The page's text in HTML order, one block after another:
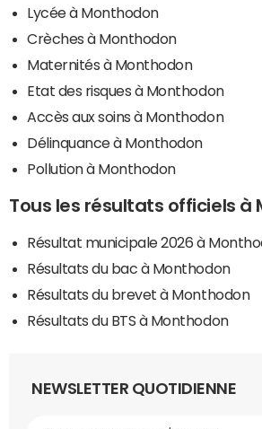
Lycée à Monthodon
Crèches à Monthodon
Maternités à Monthodon
Etat des risques à Monthodon
Accès aux soins à Monthodon
Délinquance à Monthodon
Pollution à Monthodon
Tous les résultats officiels à
Résultat municipale 2026 à
Résultats du bac à Monthodon
Résultats du brevet à Monthodon
Résultats du BTS à Monthodon
NEWSLETTER QUOTIDIENNE